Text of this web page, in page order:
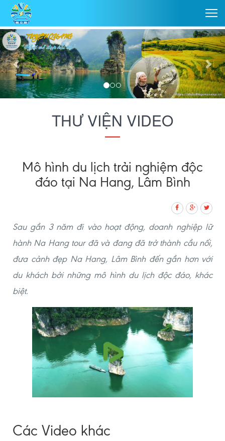
THƯ VIỆN VIDEO
Mô hình du lịch trải nghiệm độc
đáo tại Na Hang, Lâm Bình
Sau gần 3 năm đi vào hoạt động, doanh nghiệp lữ
hành Na Hang tour đã và đang đã trở thành cầu nối,
đưa cảnh đẹp Na Hang, Lâm Bình đến gần hơn với
du khách bởi những mô hình du lịch độc đáo, khác
biệt.
Các Video khác